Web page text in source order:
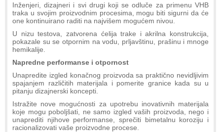
Inženjeri, dizajneri i svi drugi koji se odluče za primenu VHB
traka u svojim proizvodnim procesima, mogu biti sigurni da će
one kontinuirano raditi na najvišem mogućem nivou.
U nizu testova, zatvorena ćelija trake i akrilna konstrukcija,
pokazale su se otpornim na vodu, prljavštinu, prašinu i mnoge
hemikalije.
Napredne performanse i otpornost
Unapredite izgled konačnog proizvoda sa praktično nevidljivim
spajanjem različitih materijala i pomerite granice kada su u
pitanju dizajnerski koncepti.
Istražite nove mogućnosti za upotrebu inovativnih materijala
koje mogu poboljšati, ne samo izgled vaših proizvoda, nego i
unaprediti njihove performanse, sprečiti bimetalnu koroziju i
racionalizovati vaše proizvodne procese.